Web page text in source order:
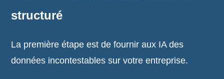
structuré
La première étape est de fournir aux IA des
données incontestables sur votre entreprise.